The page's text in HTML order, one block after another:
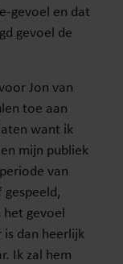
gevoel en dat
gevoel de
Jon van
toe aan
want ik
mijn publiek
van
het gevoel
is dan heerlijk
Ik zal hem